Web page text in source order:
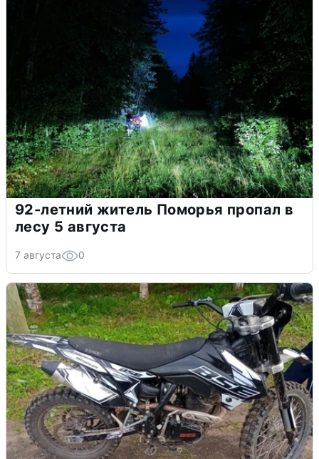
92-летний житель Поморья пропал в
лесу 5 августа
7 августа 0